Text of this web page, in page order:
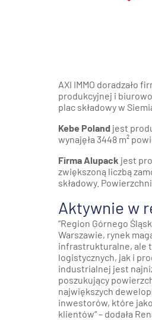
AXI IMMO doradzało
produkcyjnej i
plac składowy w
Kebe Poland jest
wynajęła 3448 m²
Firma Alupack jest
zwiększoną liczbą
składowy.
Aktywnie w
“Region Górnego
Warszawie, rynek
infrastrukturalne, ale
logistycznych, jak i
industrialnej jest
poszukujący
największych
inwestorów, które
klientów“ – dodała